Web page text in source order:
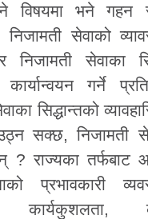
विषयमा भने गहन
सेवाको
निजामती सेवाका
कार्यान्वयन गर्ने
सिद्धान्तको
सक्छ, निजामती
? राज्यका तर्फबाट
प्रभावकारी
कार्यकुशलता,